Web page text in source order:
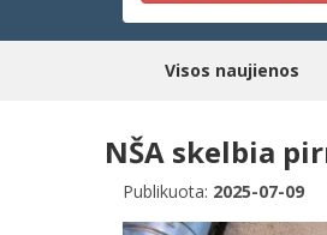
Visos naujienos
NŠA skelbia
Publikuota: 2025-07-09